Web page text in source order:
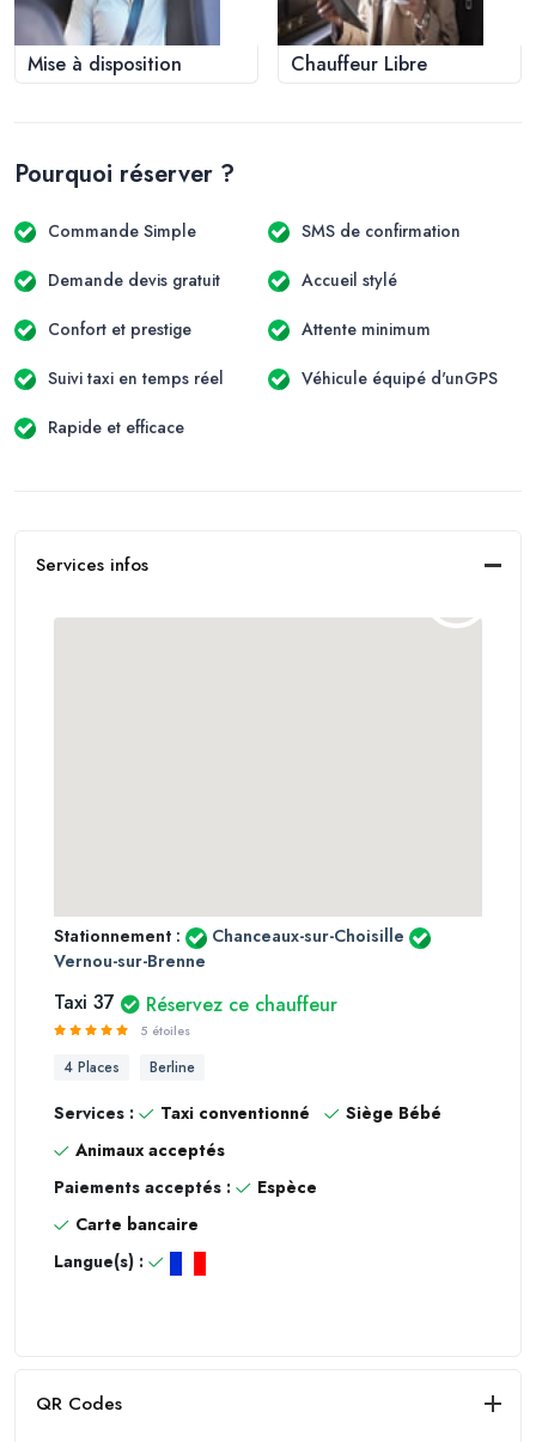
Mise à disposition Chauffeur Libre
Pourquoi réserver ?
Commande Simple SMS de confirmation
Demande devis gratuit Accueil stylé
Confort et prestige Attente minimum
Suivi taxi en temps réel Véhicule équipé d'unGPS
Rapide et efficace
Services infos
Stationnement :
Chanceaux-sur-Choisille
Vernou-sur-Brenne
Taxi 37 Réservez ce chauffeur
5 étoiles
4 Places Berline
Services : Taxi conventionné
Siège Bébé
Animaux acceptés
Paiements acceptés :
Espèce
Carte bancaire
Langue(s) :
QR Codes